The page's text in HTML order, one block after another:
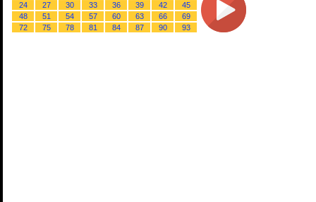
24
27 30 33 36 39 42
45
48
51 54 57 60 63 66
69
72
75 78 81 84 87 90 93